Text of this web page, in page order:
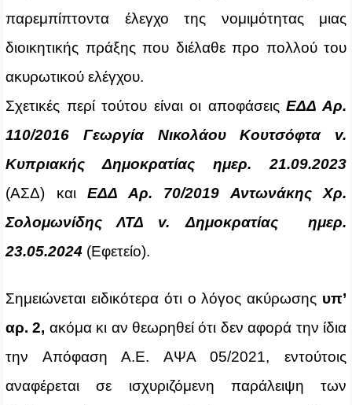
παρεμπίπτοντα έλεγχο της νομιμότητας μιας
διοικητικής πράξης που διέλαθε προ πολλού του
ακυρωτικού ελέγχου.
Σχετικές περί τούτου είναι οι αποφάσειςΕΔΔ Αρ.
110/2016 Γεωργία Νικολάου Κουτσόφτα v.
Κυπριακής Δημοκρατίας ημερ. 21.09.2023
(ΑΣΔ) και ΕΔΔ Αρ. 70/2019 Αντωνάκης Χρ.
Σολομωνίδης ΛΤΔ v. Δημοκρατίας ημερ.
23.05.2024 (Εφετείο).
Σημειώνεται ειδικότερα ότι ο λόγος ακύρωσης υπ’
αρ. 2, ακόμα κι αν θεωρηθεί ότι δεν αφορά την ίδια
την Απόφαση Α.Ε. ΑΨΑ 05/2021, εντούτοις
αναφέρεται σε ισχυριζόμενη παράλειψη των